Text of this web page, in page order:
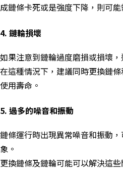
成鏈條卡死或是強度下降，則可能
4. 鏈輪損壞
如果注意到鏈輪過度磨損或損壞
在這種情況下，建議同時更換鏈
使用壽命。
5. 過多的噪音和振動
鏈條運行時出現異常噪音和振動
象。
更換鏈條及鏈輪可能可以解決這些